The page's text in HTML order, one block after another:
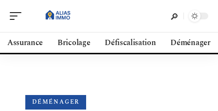
Assurance Bricolage Défiscalisation Déménager
DÉMÉNAGER